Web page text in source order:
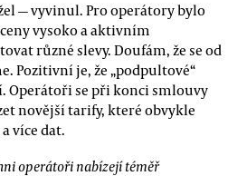
— vyvinul. Pro operátory bylo
vysoko a aktivním
různé slevy. Doufám, že se od
Pozitivní je, že „podpultové“
Operátoři se při konci smlouvy
novější tarify, které obvykle
více dat.
operátoři nabízejí téměř